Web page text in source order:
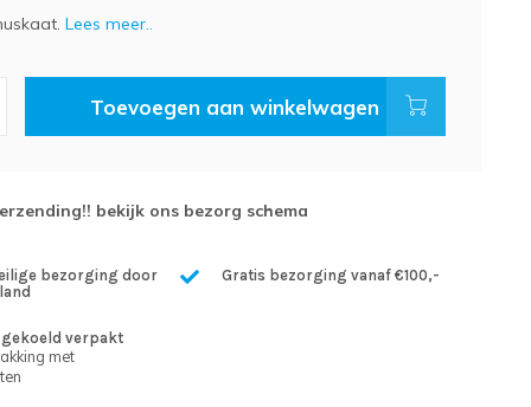
Lees meer..
Toevoegen aan winkelwagen
bekijk ons bezorg schema
bezorging door
Gratis bezorging vanaf €100,-
verpakt
met